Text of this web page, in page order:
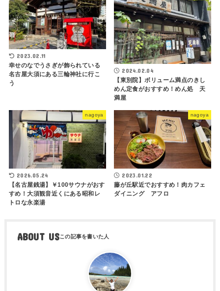
2023.02.11
幸せのなでうさぎが飾られている
名古屋大須にある三輪神社に行こ
う
2024.02.04
【東別院】ボリューム満点のきし
めん定食がおすすめ！めん処 天
満屋
nagoya
2026.05.24
【名古屋銭湯】￥100サウナがおす
すめ！大須観音近くにある昭和レ
トロな永楽湯
nagoya
2023.01.22
藤が丘駅近でおすすめ！肉カフェ
ダイニング アフロ
ABOUT US